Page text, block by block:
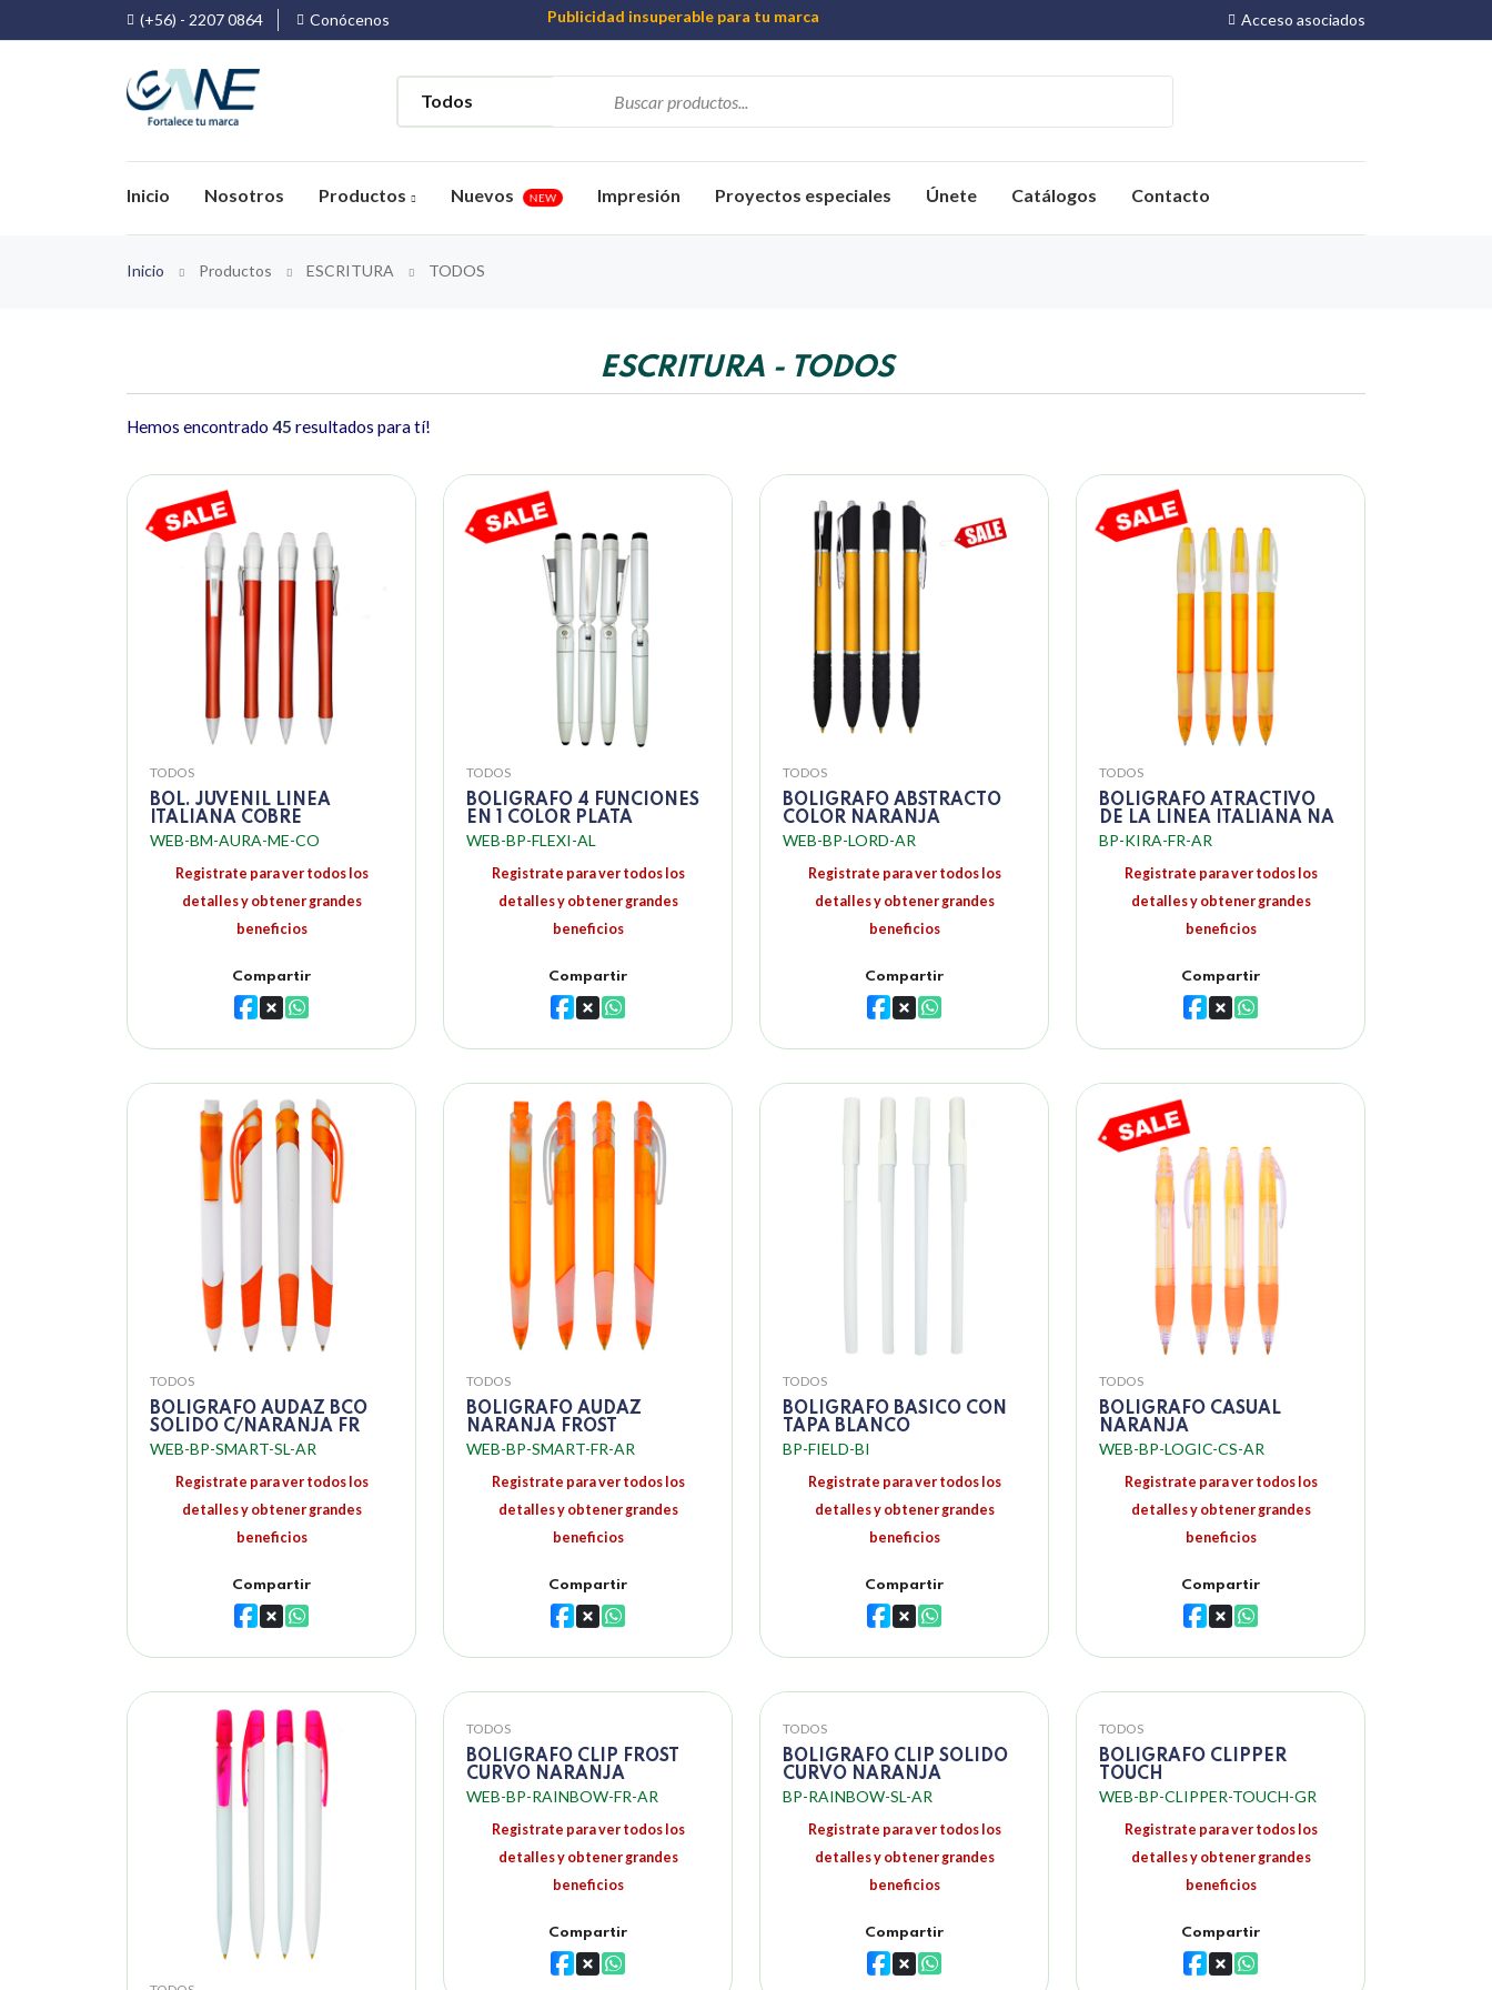
(+56) - 2207 0864 Conócenos
Publicidad insuperable para tu marca
Más de 1000 Artículos promocionales
Acceso asociados
Inicio Nosotros Productos Nuevos NEW Impresión Proyectos especiales Únete Catálogos Contacto
Inicio Productos ESCRITURA TODOS
ESCRITURA - TODOS
Hemos encontrado 45 resultados para tí!
TODOS
BOL. JUVENIL LINEA
ITALIANA COBRE
WEB-BM-AURA-ME-CO
Registrate para ver todos los
detalles y obtener grandes
beneficios
Compartir
TODOS
BOLIGRAFO 4 FUNCIONES
EN 1 COLOR PLATA
WEB-BP-FLEXI-AL
Registrate para ver todos los
detalles y obtener grandes
beneficios
Compartir
TODOS
BOLIGRAFO ABSTRACTO
COLOR NARANJA
WEB-BP-LORD-AR
Registrate para ver todos los
detalles y obtener grandes
beneficios
Compartir
TODOS
BOLIGRAFO ATRACTIVO
DE LA LINEA ITALIANA NA
BP-KIRA-FR-AR
Registrate para ver todos los
detalles y obtener grandes
beneficios
Compartir
TODOS
BOLIGRAFO AUDAZ BCO
SOLIDO C/NARANJA FR
WEB-BP-SMART-SL-AR
Registrate para ver todos los
detalles y obtener grandes
beneficios
Compartir
TODOS
BOLIGRAFO AUDAZ
NARANJA FROST
WEB-BP-SMART-FR-AR
Registrate para ver todos los
detalles y obtener grandes
beneficios
Compartir
TODOS
BOLIGRAFO BASICO CON
TAPA BLANCO
BP-FIELD-BI
Registrate para ver todos los
detalles y obtener grandes
beneficios
Compartir
TODOS
BOLIGRAFO CASUAL
NARANJA
WEB-BP-LOGIC-CS-AR
Registrate para ver todos los
detalles y obtener grandes
beneficios
Compartir
TODOS
BOLIGRAFO CLIP FROST
CURVO NARANJA
WEB-BP-RAINBOW-FR-AR
Registrate para ver todos los
detalles y obtener grandes
beneficios
Compartir
TODOS
BOLIGRAFO CLIP SOLIDO
CURVO NARANJA
BP-RAINBOW-SL-AR
Registrate para ver todos los
detalles y obtener grandes
beneficios
Compartir
TODOS
BOLIGRAFO CLIPPER
TOUCH
WEB-BP-CLIPPER-TOUCH-GR
Registrate para ver todos los
detalles y obtener grandes
beneficios
Compartir